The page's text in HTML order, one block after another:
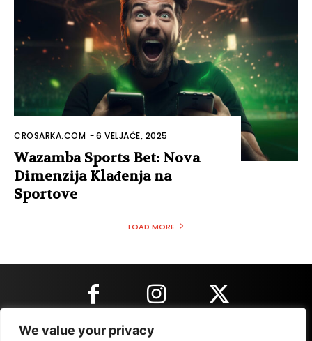
We value your privacy
CROSARKA.COM -6 VELJAČE, 2025
Wazamba Sports Bet: Nova
Dimenzija Klađenja na
Sportove
LOAD MORE